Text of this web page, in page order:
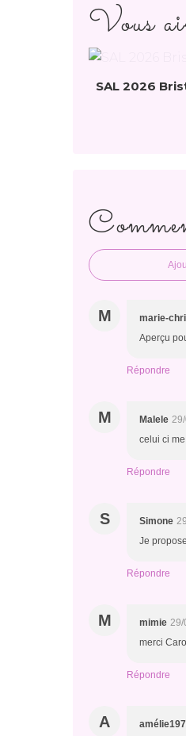
Vous
SAL 2026
M marie-
Aperçu
Répondre
M Malele
celui ci
Répondre
S Simone
Je
Répondre
M mimie 29/
merci
Répondre
A